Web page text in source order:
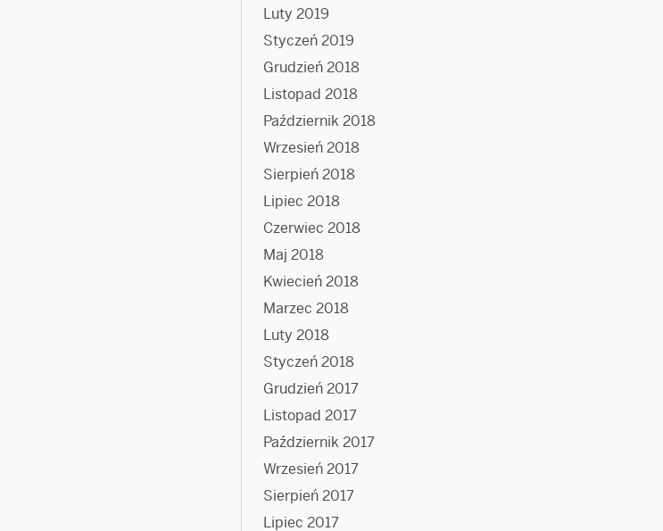
Luty 2019
Styczeń 2019
Grudzień 2018
Listopad 2018
Październik 2018
Wrzesień 2018
Sierpień 2018
Lipiec 2018
Czerwiec 2018
Maj 2018
Kwiecień 2018
Marzec 2018
Luty 2018
Styczeń 2018
Grudzień 2017
Listopad 2017
Październik 2017
Wrzesień 2017
Sierpień 2017
Lipiec 2017